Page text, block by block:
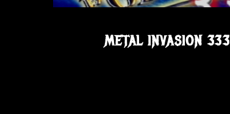
METAL INVASION 333